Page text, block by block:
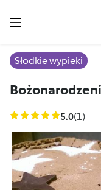
Słodkie wypieki
5.0(1)